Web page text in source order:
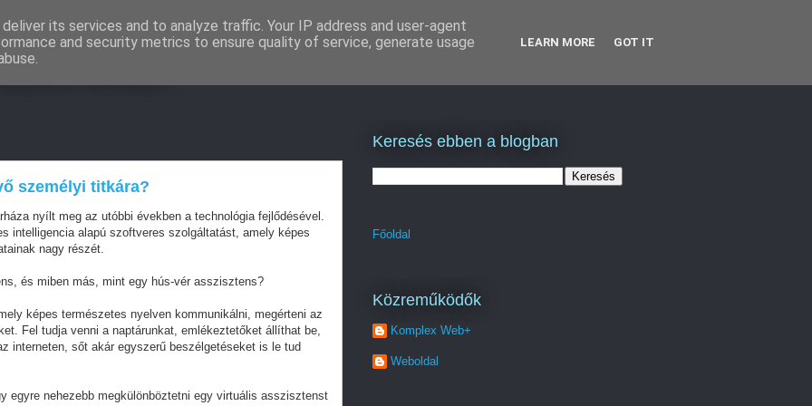
akció
személyi titkára?
nyílt meg az utóbbi években a technológia fejlődésével.
intelligencia alapú szoftveres szolgáltatást, amely képes
nagy részét.
és miben más, mint egy hús-vér asszisztens?
képes természetes nyelven kommunikálni, megérteni az
Fel tudja venni a naptárunkat, emlékeztetőket állíthat be,
interneten, sőt akár egyszerű beszélgetéseket is le tud
egyre nehezebb megkülönböztetni egy virtuális asszisztenst
Keresés ebben a blogban
Főoldal
Közreműködők
Komplex Web+
Weboldal
its services and to analyze traffic. Your IP address and user-agent
and security metrics to ensure quality of service, generate usage
LEARN MORE GOT IT